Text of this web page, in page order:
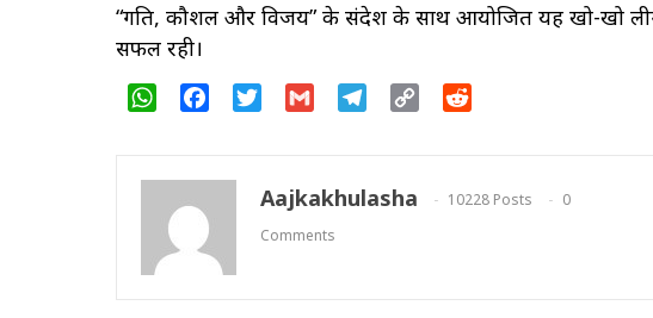
“गति, कौशल और विजय” के संदेश के साथ आयोजित यह खो-खो
सफल रही।
WhatsAppFacebookTwitter Gmail Telegram
Copy
Aajkakhulasha 10228 Posts
0
Comments